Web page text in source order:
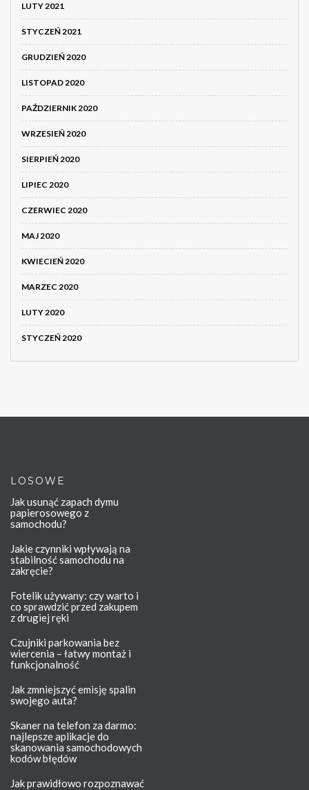
LUTY 2021
STYCZEŃ 2021
GRUDZIEŃ 2020
LISTOPAD 2020
PAŹDZIERNIK 2020
WRZESIEŃ 2020
SIERPIEŃ 2020
LIPIEC 2020
CZERWIEC 2020
MAJ 2020
KWIECIEŃ 2020
MARZEC 2020
LUTY 2020
STYCZEŃ 2020
LOSOWE
Jak usunąć zapach dymu
papierosowego z
samochodu?
Jakie czynniki wpływają na
stabilność samochodu na
zakręcie?
Fotelik używany: czy warto i
co sprawdzić przed zakupem
z drugiej ręki
Czujniki parkowania bez
wiercenia – łatwy montaż i
funkcjonalność
Jak zmniejszyć emisję spalin
swojego auta?
Skaner na telefon za darmo:
najlepsze aplikacje do
skanowania samochodowych
kodów błędów
Jak prawidłowo rozpoznawać